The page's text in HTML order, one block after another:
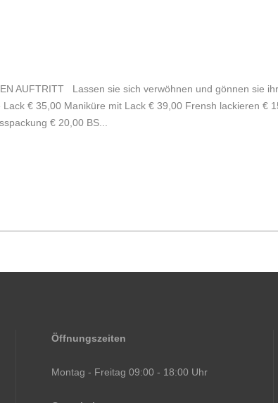
AUFTRITT Lassen sie sich verwöhnen und gönnen sie
€ 35,00 Maniküre mit Lack € 39,00 Frensh lackieren €
€ 20,00 BS...
Öffnungszeiten
Montag - Freitag 09:00 - 18:00 Uhr